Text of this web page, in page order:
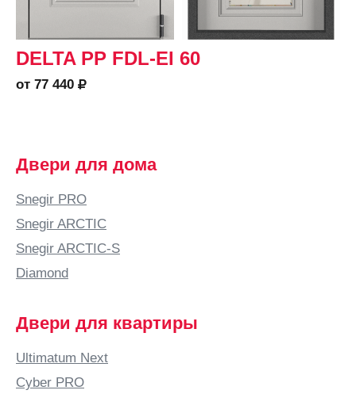
DELTA PP FDL-EI 60
от 77 440
Двери для дома
Snegir PRO
Snegir ARCTIC
Snegir ARCTIC-S
Diamond
Двери для квартиры
Ultimatum Next
Cyber PRO